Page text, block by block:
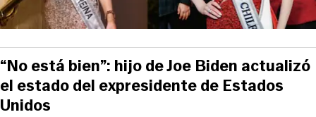
“No está bien”: hijo de Joe Biden actualizó
el estado del expresidente de Estados
Unidos